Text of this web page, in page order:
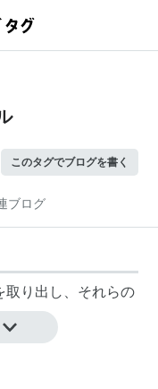
このタグでブログを書く
ブログ
取り出し、それらの